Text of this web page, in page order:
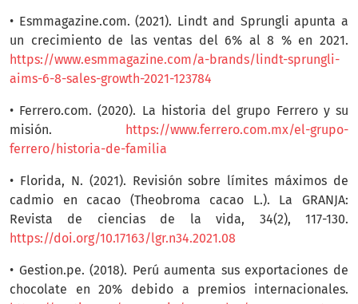
• Esmmagazine.com. (2021). Lindt and Sprungli apunta a
un crecimiento de las ventas del 6% al 8 % en 2021.
https://www.esmmagazine.com/a-brands/lindt-sprungli-
aims-6-8-sales-growth-2021-123784
• Ferrero.com. (2020). La historia del grupo Ferrero y su
misión.
https://www.ferrero.com.mx/el-grupo-
ferrero/historia-de-familia
• Florida, N. (2021). Revisión sobre límites máximos de
cadmio en cacao (Theobroma cacao L.). La GRANJA:
Revista de ciencias de la vida, 34(2), 117-130.
https://doi.org/10.17163/lgr.n34.2021.08
• Gestion.pe. (2018). Perú aumenta sus exportaciones de
chocolate en 20% debido a premios internacionales.